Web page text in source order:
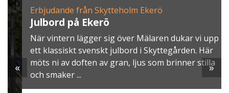
Erbjudande från Skytteholm Ekerö
Julbord på Ekerö
När vintern lägger sig över Mälaren dukar vi upp
ett klassiskt svenskt julbord i Skyttegården. Här
möts ni av doften av gran, ljus som brinner stilla
och smaker ...
« »